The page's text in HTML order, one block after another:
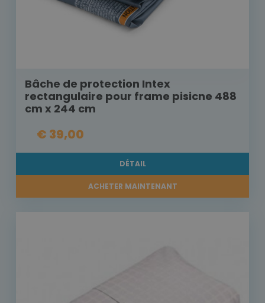
Bâche de protection Intex
rectangulaire pour frame pisicne 488
cm x 244 cm
€ 39,00
DÉTAIL
ACHETER MAINTENANT